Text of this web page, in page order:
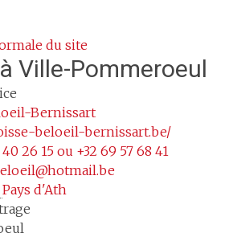
du site
à Ville-Pommeroeul
Bernissart
beloeil-bernissart.be/
40 26 15 ou +32 69 57 68 41
Pays d'Ath